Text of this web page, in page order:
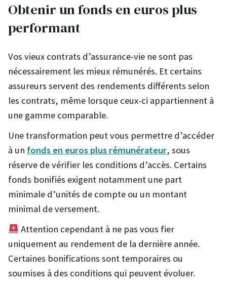
Obtenir un fonds en euros plus
performant
Vos vieux contrats d’assurance-vie ne sont pas
nécessairement les mieux rémunérés. Et certains
assureurs servent des rendements différents selon
les contrats, même lorsque ceux-ci appartiennent à
une gamme comparable.
Une transformation peut vous permettre d’accéder
à un fonds en euros plus rémunérateur, sous
réserve de vérifier les conditions d’accès. Certains
fonds bonifiés exigent notamment une part
minimale d’unités de compte ou un montant
minimal de versement.
Attention cependant à ne pas vous fier
uniquement au rendement de la dernière année.
Certaines bonifications sont temporaires ou
soumises à des conditions qui peuvent évoluer.